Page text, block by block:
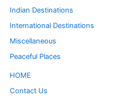
Indian Destinations
International Destinations
Miscellaneous
Peaceful Places
HOME
Contact Us